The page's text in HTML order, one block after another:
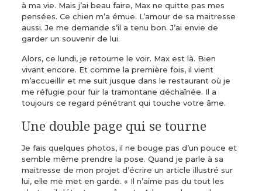
à ma vie. Mais j’ai beau faire, Max ne quitte pas mes
pensées. Ce chien m’a émue. L’amour de sa maitresse
aussi. Je me demande s’il a tenu bon. J’ai envie de
garder un souvenir de lui.
Alors, ce lundi, je retourne le voir. Max est là. Bien
vivant encore. Et comme la première fois, il vient
m’accueillir et me suit jusque dans le restaurant où je
me réfugie pour fuir la tramontane déchaînée. Il a
toujours ce regard pénétrant qui touche votre âme.
Une double page qui se tourne
Je fais quelques photos, il ne bouge pas d’un pouce et
semble même prendre la pose. Quand je parle à sa
maitresse de mon projet d’écrire un article illustré sur
lui, elle me met en garde. « Il n’aime pas du tout les